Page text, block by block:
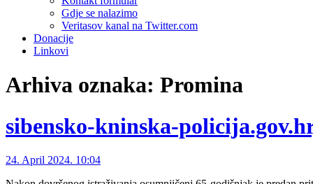
Gdje se nalazimo
Veritasov kanal na Twitter.com
Donacije
Linkovi
Arhiva oznaka: Promina
sibensko-kninska-
24. April 2024. 10:04